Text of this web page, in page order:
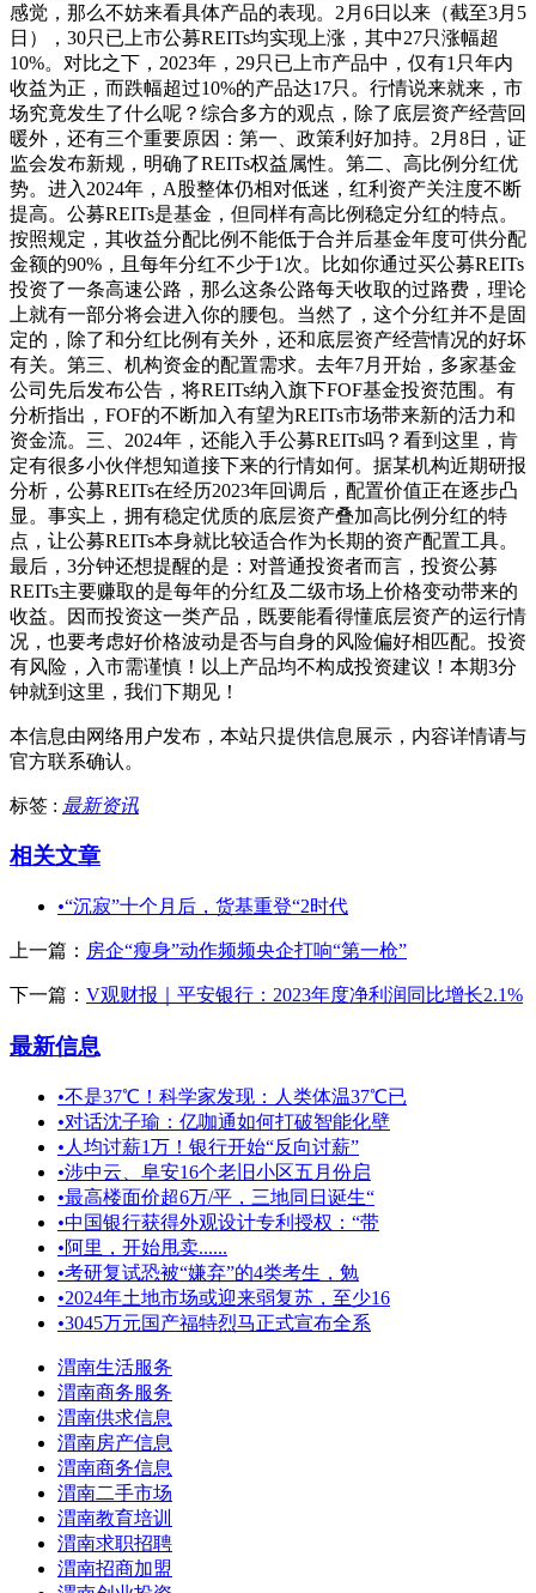
感觉，那么不妨来看具体产品的表现。2月6日以来（截至3月5
日），30只已上市公募REITs均实现上涨，其中27只涨幅超
10%。对比之下，2023年，29只已上市产品中，仅有1只年内
收益为正，而跌幅超过10%的产品达17只。行情说来就来，市
场究竟发生了什么呢？综合多方的观点，除了底层资产经营回
暖外，还有三个重要原因：第一、政策利好加持。2月8日，证
监会发布新规，明确了REITs权益属性。第二、高比例分红优
势。进入2024年，A股整体仍相对低迷，红利资产关注度不断
提高。公募REITs是基金，但同样有高比例稳定分红的特点。
按照规定，其收益分配比例不能低于合并后基金年度可供分配
金额的90%，且每年分红不少于1次。比如你通过买公募REITs
投资了一条高速公路，那么这条公路每天收取的过路费，理论
上就有一部分将会进入你的腰包。当然了，这个分红并不是固
定的，除了和分红比例有关外，还和底层资产经营情况的好坏
有关。第三、机构资金的配置需求。去年7月开始，多家基金
公司先后发布公告，将REITs纳入旗下FOF基金投资范围。有
分析指出，FOF的不断加入有望为REITs市场带来新的活力和
资金流。三、2024年，还能入手公募REITs吗？看到这里，肯
定有很多小伙伴想知道接下来的行情如何。据某机构近期研报
分析，公募REITs在经历2023年回调后，配置价值正在逐步凸
显。事实上，拥有稳定优质的底层资产叠加高比例分红的特
点，让公募REITs本身就比较适合作为长期的资产配置工具。
最后，3分钟还想提醒的是：对普通投资者而言，投资公募
REITs主要赚取的是每年的分红及二级市场上价格变动带来的
收益。因而投资这一类产品，既要能看得懂底层资产的运行情
况，也要考虑好价格波动是否与自身的风险偏好相匹配。投资
有风险，入市需谨慎！以上产品均不构成投资建议！本期3分
钟就到这里，我们下期见！
本信息由网络用户发布， 本站只提供信息展示，内容详情请与
官方联系确认。
标签 : 最新资讯
相关文章
•“沉寂”十个月后，货基重登“2时代
上一篇： 房企“瘦身”动作频频央企打响“第一枪”
下一篇： V观财报｜平安银行：2023年度净利润同比增长2.1%
最新信息
•不是37℃！科学家发现：人类体温37℃已
•对话沈子瑜：亿咖通如何打破智能化壁
• 人均讨薪1万！银行开始“反向讨薪”
•涉中云、阜安16个老旧小区五月份启
•最高楼面价超6万/平，三地同日诞生“
•中国银行获得外观设计专利授权：“带
•阿里，开始甩卖......
•考研复试恐被“嫌弃”的4类考生，勉
•2024年土地市场或迎来弱复苏，至少16
•3045万元国产福特烈马正式宣布全系
渭南生活服务
渭南商务服务
渭南供求信息
渭南房产信息
渭南商务信息
渭南二手市场
渭南教育培训
渭南求职招聘
渭南招商加盟